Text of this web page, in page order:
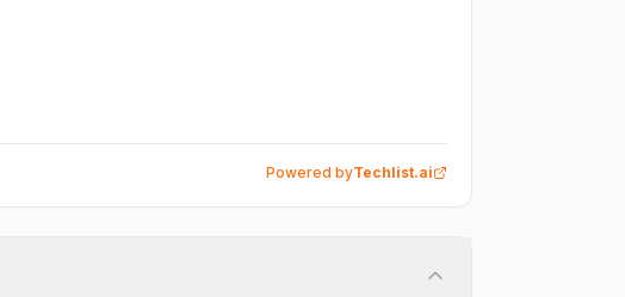
Powered byTechlist.ai